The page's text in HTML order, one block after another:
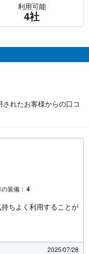
利用可能
4社
れたお客様からの口コ
装備： 4
ちよく利用することが
2025/07/28